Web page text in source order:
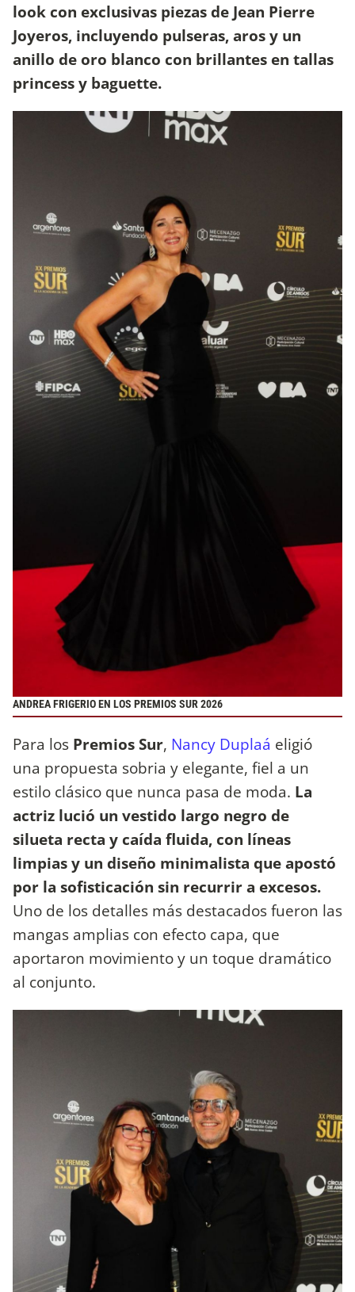
look con exclusivas piezas de Jean Pierre
Joyeros, incluyendo pulseras, aros y un
anillo de oro blanco con brillantes en tallas
princess y baguette.
ANDREA FRIGERIO EN LOS PREMIOS SUR 2026
Para los Premios Sur, Nancy Duplaá eligió
una propuesta sobria y elegante, fiel a un
estilo clásico que nunca pasa de moda. La
actriz lució un vestido largo negro de
silueta recta y caída fluida, con líneas
limpias y un diseño minimalista que apostó
por la sofisticación sin recurrir a excesos.
Uno de los detalles más destacados fueron las
mangas amplias con efecto capa, que
aportaron movimiento y un toque dramático
al conjunto.